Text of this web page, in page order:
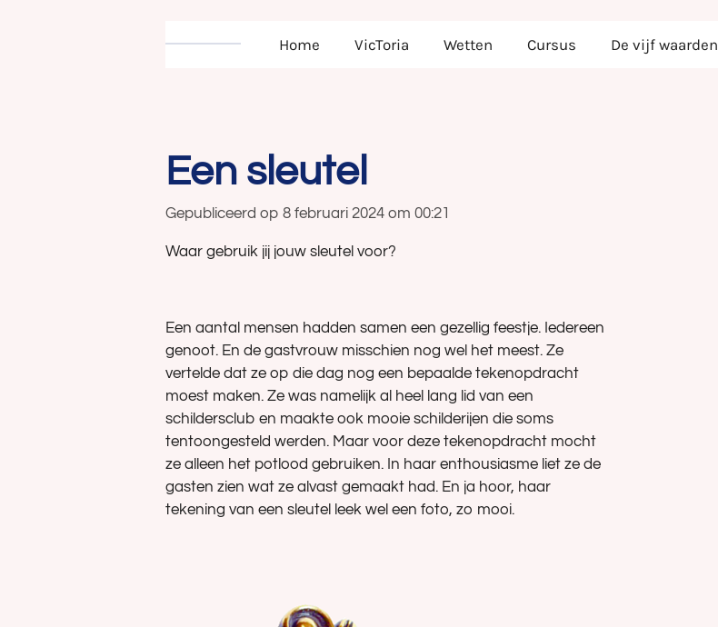
Home VicToria Wetten Cursus De vijf waarden
Een sleutel
Gepubliceerd op 8 februari 2024 om 00:21
Waar gebruik jij jouw sleutel voor?
Een aantal mensen hadden samen een gezellig feestje. Iedereen
genoot. En de gastvrouw misschien nog wel het meest. Ze
vertelde dat ze op die dag nog een bepaalde tekenopdracht
moest maken. Ze was namelijk al heel lang lid van een
schildersclub en maakte ook mooie schilderijen die soms
tentoongesteld werden. Maar voor deze tekenopdracht mocht
ze alleen het potlood gebruiken. In haar enthousiasme liet ze de
gasten zien wat ze alvast gemaakt had. En ja hoor, haar
tekening van een sleutel leek wel een foto, zo mooi.